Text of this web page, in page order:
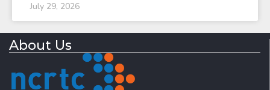
July 29, 2026
About Us